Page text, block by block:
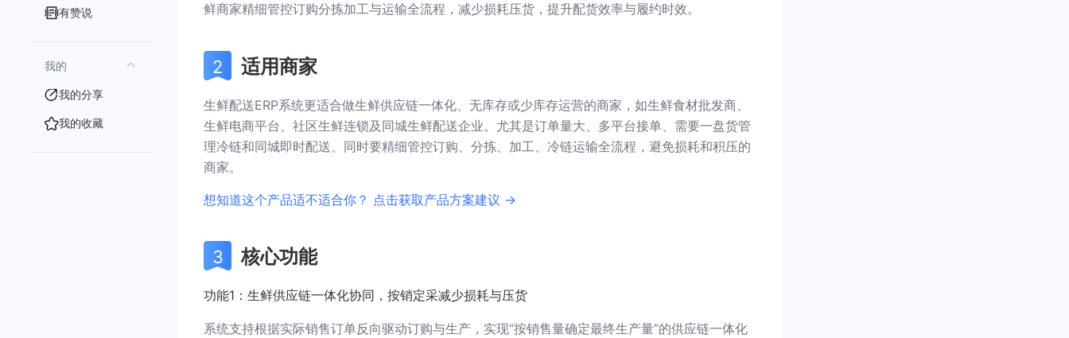
有赞说
我的
我的分享
我的收藏
鲜商家精细管控订购分拣加工与运输全流程，减少损耗压货，提升配货效率与履约时效。
适用商家
生鲜配送ERP系统更适合做生鲜供应链一体化、无库存或少库存运营的商家，如生鲜食材批发商、
生鲜电商平台、社区生鲜连锁及同城生鲜配送企业。尤其是订单量大、多平台接单、需要一盘货管
理冷链和同城即时配送、同时要精细管控订购、分拣、加工、冷链运输全流程，避免损耗和积压的
商家。
想知道这个产品适不适合你？ 点击获取产品方案建议 →
核心功能
功能1：生鲜供应链一体化协同，按销定采减少损耗与压货
系统支持根据实际销售订单反向驱动订购与生产，实现“按销售量确定最终生产量”的供应链一体化